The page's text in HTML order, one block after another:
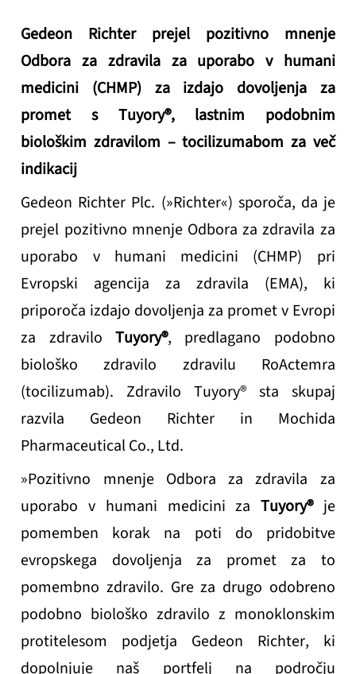
Gedeon Richter prejel pozitivno mnenje
Odbora za zdravila za uporabo v humani
medicini (CHMP) za izdajo dovoljenja za
promet s Tuyory®, lastnim podobnim
biološkim zdravilom – tocilizumabom za več
indikacij
Gedeon Richter Plc. (»Richter«) sporoča, da je
prejel pozitivno mnenje Odbora za zdravila za
uporabo v humani medicini (CHMP) pri
Evropski agencija za zdravila (EMA), ki
priporoča izdajo dovoljenja za promet v Evropi
za zdravilo Tuyory®, predlagano podobno
biološko zdravilo zdravilu RoActemra
(tocilizumab). Zdravilo Tuyory® sta skupaj
razvila Gedeon Richter in Mochida
Pharmaceutical Co., Ltd.
»Pozitivno mnenje Odbora za zdravila za
uporabo v humani medicini za Tuyory®je
pomemben korak na poti do pridobitve
evropskega dovoljenja za promet za to
pomembno zdravilo. Gre za drugo odobreno
podobno biološko zdravilo z monoklonskim
protitelesom podjetja Gedeon Richter, ki
dopolnjuje naš portfelj na področju